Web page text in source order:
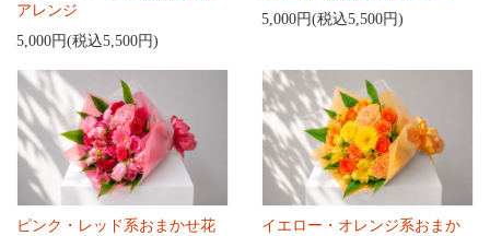
アレンジ
5,000円(税込5,500円)
5,000円(税込5,500円)
ピンク・レッド系おまかせ花
イエロー・オレンジ系おまか